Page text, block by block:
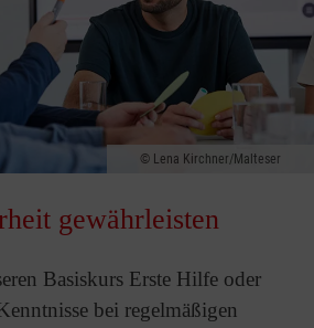
Lena Kirchner/Malteser
gewährleisten
Basiskurs Erste Hilfe oder
bei regelmäßigen